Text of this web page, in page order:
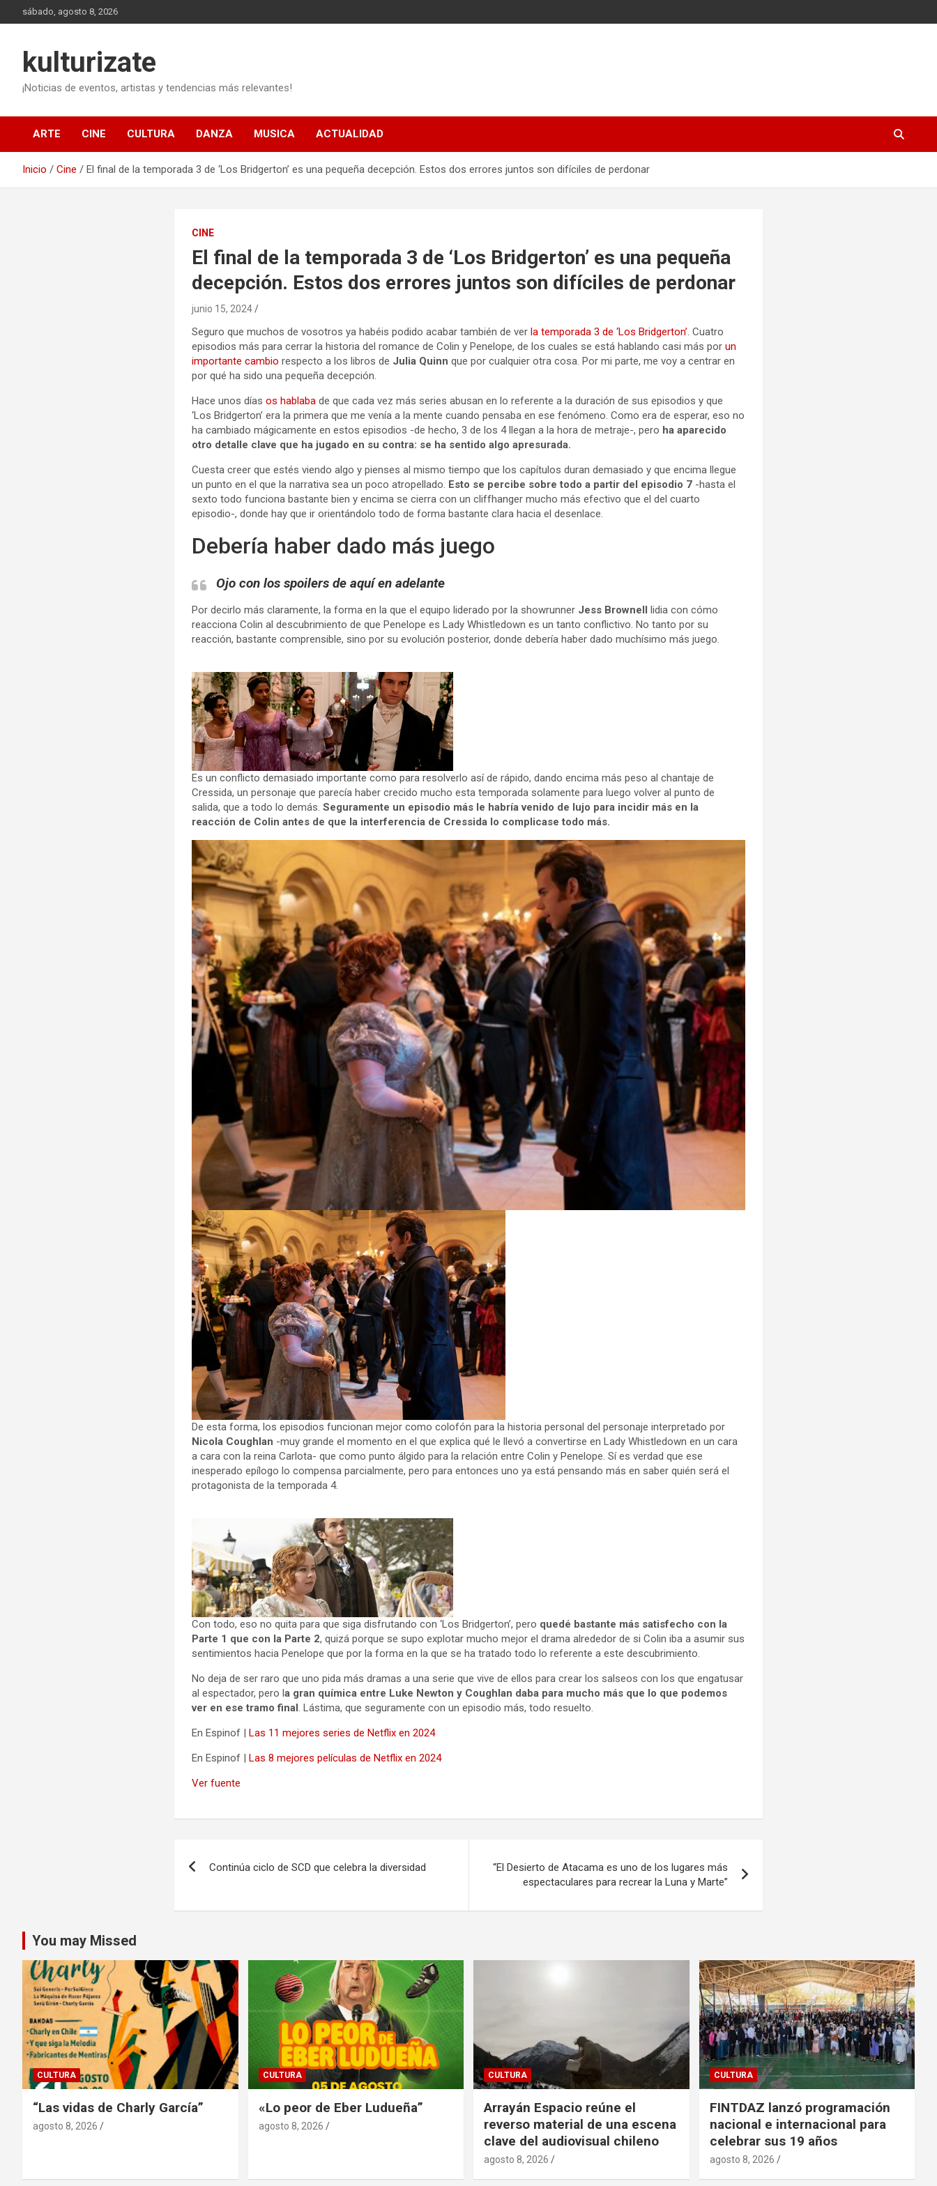
al
sábado, agosto 8, 2026
kulturizate
¡Noticias de eventos, artistas y tendencias más relevantes!
ARTE CINE CULTURA DANZA MUSICA ACTUALIDAD
Inicio Cine El final de la temporada 3 de ‘Los Bridgerton’ es una pequeña decepción. Estos dos errores juntos son difíciles de perdonar
CINE
El final de la temporada 3 de ‘Los Bridgerton’ es una pequeña
decepción. Estos dos errores juntos son difíciles de perdonar
junio 15, 2024
Seguro que muchos de vosotros ya habéis podido acabar también de verla temporada 3 de ‘Los Bridgerton’. Cuatro
episodios más para cerrar la historia del romance de Colin y Penelope, de los cuales se está hablando casi más porun
importante cambio respecto a los libros de Julia Quinn que por cualquier otra cosa. Por mi parte, me voy a centrar en
por qué ha sido una pequeña decepción.
Hace unos díasos hablaba de que cada vez más series abusan en lo referente a la duración de sus episodios y que
‘Los Bridgerton’ era la primera que me venía a la mente cuando pensaba en ese fenómeno. Como era de esperar, eso no
ha cambiado mágicamente en estos episodios -de hecho, 3 de los 4 llegan a la hora de metraje-, pero ha aparecido
otro detalle clave que ha jugado en su contra: se ha sentido algo apresurada.
Cuesta creer que estés viendo algo y pienses al mismo tiempo que los capítulos duran demasiado y que encima llegue
un punto en el que la narrativa sea un poco atropellado. Esto se percibe sobre todo a partir del episodio 7 -hasta el
sexto todo funciona bastante bien y encima se cierra con un cliffhanger mucho más efectivo que el del cuarto
episodio-, donde hay que ir orientándolo todo de forma bastante clara hacia el desenlace.
Debería haber dado más juego
Ojo con los spoilers de aquí en adelante
Por decirlo más claramente, la forma en la que el equipo liderado por la showrunner Jess Brownell lidia con cómo
reacciona Colin al descubrimiento de que Penelope es Lady Whistledown es un tanto conflictivo. No tanto por su
reacción, bastante comprensible, sino por su evolución posterior, donde debería haber dado muchísimo más juego.
Es un conflicto demasiado importante como para resolverlo así de rápido, dando encima más peso al chantaje de
Cressida, un personaje que parecía haber crecido mucho esta temporada solamente para luego volver al punto de
salida, que a todo lo demás. Seguramente un episodio más le habría venido de lujo para incidir más en la
reacción de Colin antes de que la interferencia de Cressida lo complicase todo más.
De esta forma, los episodios funcionan mejor como colofón para la historia personal del personaje interpretado por
Nicola Coughlan -muy grande el momento en el que explica qué le llevó a convertirse en Lady Whistledown en un cara
a cara con la reina Carlota- que como punto álgido para la relación entre Colin y Penelope. Sí es verdad que ese
inesperado epílogo lo compensa parcialmente, pero para entonces uno ya está pensando más en saber quién será el
protagonista de la temporada 4.
Con todo, eso no quita para que siga disfrutando con ‘Los Bridgerton’, pero quedé bastante más satisfecho con la
Parte 1 que con la Parte 2, quizá porque se supo explotar mucho mejor el drama alrededor de si Colin iba a asumir sus
sentimientos hacia Penelope que por la forma en la que se ha tratado todo lo referente a este descubrimiento.
No deja de ser raro que uno pida más dramas a una serie que vive de ellos para crear los salseos con los que engatusar
al espectador, pero la gran química entre Luke Newton y Coughlan daba para mucho más que lo que podemos
ver en ese tramo final. Lástima, que seguramente con un episodio más, todo resuelto.
En Espinof |Las 11 mejores series de Netflix en 2024
En Espinof |Las 8 mejores películas de Netflix en 2024
Ver fuente
entradas
Continúa ciclo de SCD que celebra la diversidad
“El Desierto de Atacama es uno de los lugares más
espectaculares para recrear la Luna y Marte”
You may Missed
CULTURA
“Las vidas de Charly García”
agosto 8, 2026
CULTURA
«Lo peor de Eber Ludueña”
agosto 8, 2026
CULTURA
Arrayán Espacio reúne el
reverso material de una escena
clave del audiovisual chileno
agosto 8, 2026
CULTURA
FINTDAZ lanzó programación
nacional e internacional para
celebrar sus 19 años
agosto 8, 2026